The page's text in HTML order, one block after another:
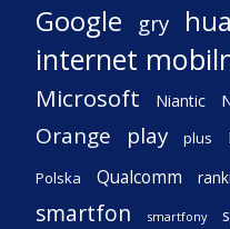
Google gry
internet
Microsoft Niantic
Orange play plus
Polska Qualcomm
smartfon smartfony